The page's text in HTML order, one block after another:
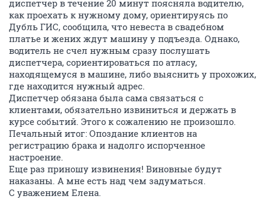
диспетчер в течение 20 минут поясняла водителю,
как проехать к нужному дому, ориентируясь по
Дубль ГИС, сообщила, что невеста в свадебном
платье и жених ждут машину у подъезда. Однако,
водитель не счел нужным сразу послушать
диспетчера, сориентироваться по атласу,
находящемуся в машине, либо выяснить у прохожих,
где находится нужный адрес.
Диспетчер обязана была сама связаться с
клиентами, обязательно извиниться и держать в
курсе событий. Этого к сожалению не произошло.
Печальный итог: Опоздание клиентов на
регистрацию брака и надолго испорченное
настроение.
Еще раз приношу извинения! Виновные будут
наказаны. А мне есть над чем задуматься.
С уважением Елена.